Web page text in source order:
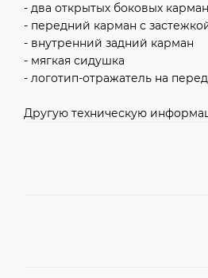
- два открытых боковых
- передний карман с
- внутренний задний карман
- мягкая сидушка
- логотип-отражатель на
Другую техническую